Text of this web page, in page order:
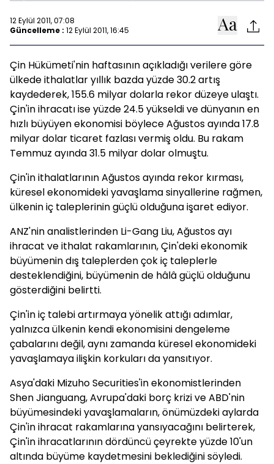
12 Eylül 2011, 07:08
Güncelleme : 12 Eylül 2011, 16:45
Çin Hükümeti'nin haftasının açıkladığı verilere göre
ülkede ithalatlar yıllık bazda yüzde 30.2 artış
kaydederek, 155.6 milyar dolarla rekor düzeye ulaştı.
Çin'in ihracatı ise yüzde 24.5 yükseldi ve dünyanın en
hızlı büyüyen ekonomisi böylece Ağustos ayında 17.8
milyar dolar ticaret fazlası vermiş oldu. Bu rakam
Temmuz ayında 31.5 milyar dolar olmuştu.
Çin'in ithalatlarının Ağustos ayında rekor kırması,
küresel ekonomideki yavaşlama sinyallerine rağmen,
ülkenin iç taleplerinin güçlü olduğuna işaret ediyor.
ANZ'nin analistlerinden Li-Gang Liu, Ağustos ayı
ihracat ve ithalat rakamlarının, Çin'deki ekonomik
büyümenin dış taleplerden çok iç taleplerle
desteklendiğini, büyümenin de hâlâ güçlü olduğunu
gösterdiğini belirtti.
Çin'in iç talebi artırmaya yönelik attığı adımlar,
yalnızca ülkenin kendi ekonomisini dengeleme
çabalarını değil, aynı zamanda küresel ekonomideki
yavaşlamaya ilişkin korkuları da yansıtıyor.
Asya'daki Mizuho Securities'in ekonomistlerinden
Shen Jianguang, Avrupa'daki borç krizi ve ABD'nin
büyümesindeki yavaşlamaların, önümüzdeki aylarda
Çin'in ihracat rakamlarına yansıyacağını belirterek,
Çin'in ihracatlarının dördüncü çeyrekte yüzde 10'un
altında büyüme kaydetmesini beklediğini söyledi.